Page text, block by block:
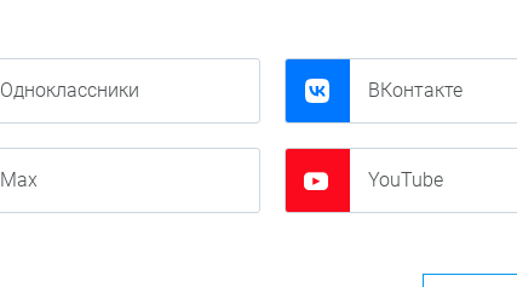
Одноклассники ВКонтакте
Max YouTube